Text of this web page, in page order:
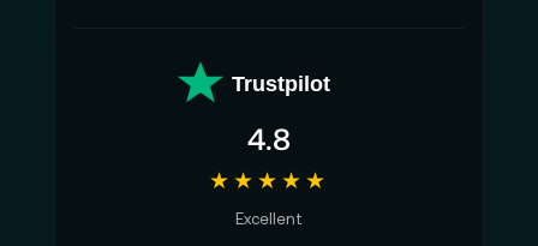
Trustpilot
4.8
★★★★★
Excellent